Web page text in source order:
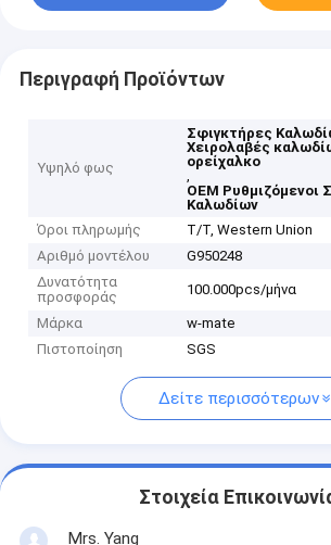
Περιγραφή Προϊόντων
Υψηλό φως
Σφιγκτήρες
Χειρολαβές
ορείχαλκο
,
OEM Ρυθμιζόμενοι
Καλωδίων
Όροι πληρωμής
T/T, Western Union
Αριθμό μοντέλου
G950248
Δυνατότητα
προσφοράς
100.000pcs/μήνα
Μάρκα
w-mate
Πιστοποίηση
SGS
Δείτε περισσότερων
Στοιχεία
Mrs. Yang